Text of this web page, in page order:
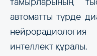
автоматты түрде
интеллект құралы.